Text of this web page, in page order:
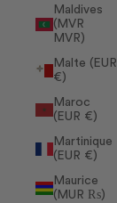
Maldives
(MVR
MVR)
Malte (EUR
€)
Maroc
(EUR €)
Martinique
(EUR €)
Maurice
(MUR ₨)